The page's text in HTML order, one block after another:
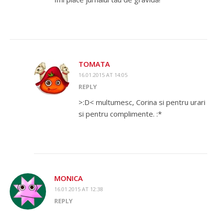
TOMATA
16.01.2015 AT 14:05
REPLY
>:D< multumesc, Corina si pentru urari
si pentru complimente. :*
MONICA
16.01.2015 AT 12:38
REPLY